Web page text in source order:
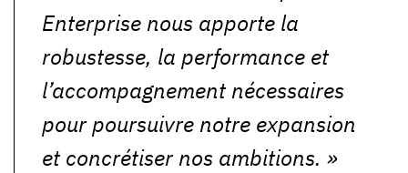
Enterprise nous apporte la
robustesse, la performance et
l’accompagnement nécessaires
pour poursuivre notre expansion
et concrétiser nos ambitions. »